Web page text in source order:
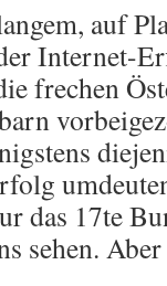
auf
Internet-
frechen
das 17te
sehen.